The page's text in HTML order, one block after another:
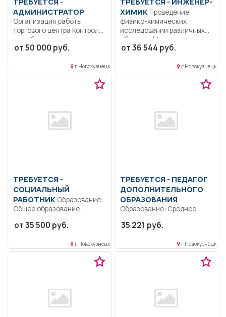
АДМИНИСТРАТОР
Организация работы
торгового центра Контроль
за соблюдением правил
для...
от 50 000 руб.
г Новокузнецк
ХИМИКПроведение
физико-химических
исследований различных
объектов (фотометрия,
гравиметрия,титриметрия,
от 36 544 руб.
г Новокузнецк
ТРЕБУЕТСЯ -
СОЦИАЛЬНЫЙ
РАБОТНИК
Общее образование..
получателям социальных
координационные...
от 35 500 руб.
г Новокузнецк
ТРЕБУЕТСЯ - ПЕДАГОГ
ДОПОЛНИТЕЛЬНОГО
ОБРАЗОВАНИЯ
Образование: Среднее
образование.. Составление
общеразвивающей...
35 221 руб.
г Новокузнецк